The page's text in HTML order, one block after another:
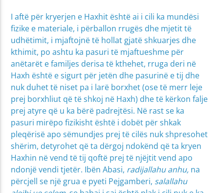
I aftë për kryerjen e Haxhit është ai i cili ka mundësi
fizike e materiale, i përballon rrugës dhe mjetit të
udhëtimit, i mjaftojnë të hollat gjatë shkuarjes dhe
kthimit, po ashtu ka pasuri të mjaftueshme për
anëtarët e familjes derisa të kthehet, rruga deri në
Haxh është e sigurt për jetën dhe pasurinë e tij dhe
nuk duhet të niset pa i larë borxhet (ose të merr leje
prej borxhliut që të shkoj në Haxh) dhe të kërkon falje
prej atyre që u ka bërë padrejtësi. Në rast se ka
pasuri mirëpo fizikisht është i dobët për shkak
pleqërisë apo sëmundjes prej të cilës nuk shpresohet
shërim, detyrohet që ta dërgoj ndokënd që ta kryen
Haxhin në vend të tij qoftë prej të njëjtit vend apo
ndonjë vendi tjetër. Ibën Abasi, radijallahu anhu, na
përcjell se një grua e pyeti Pejgamberi, salallahu